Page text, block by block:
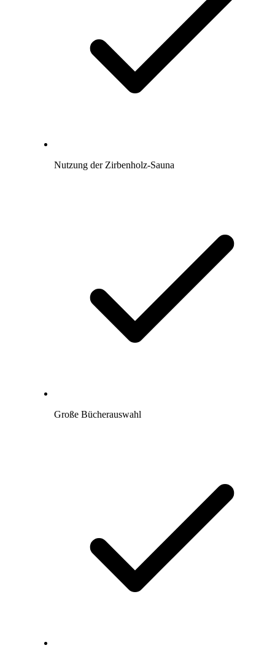
Nutzung der Zirbenholz-Sauna
Große Bücherauswahl